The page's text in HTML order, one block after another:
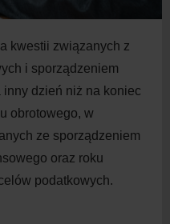
kwestii związanych z
i sporządzeniem
dzień niż na koniec
obrotowego, w
ze sporządzeniem
oraz roku
podatkowych.